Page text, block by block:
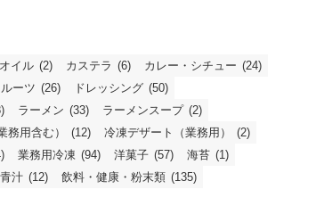
オイル (2) カステラ (6) カレー・シチュー (24)
ーツ (26) ドレッシング (50)
ラーメン (33) ラーメンスープ (2)
務用含む） (12) 冷凍デザート（業務用）
(2)
業務用冷凍 (94) 洋菓子 (57) 海苔 (1)
青汁 (12) 飲料・健康・粉末類 (135)